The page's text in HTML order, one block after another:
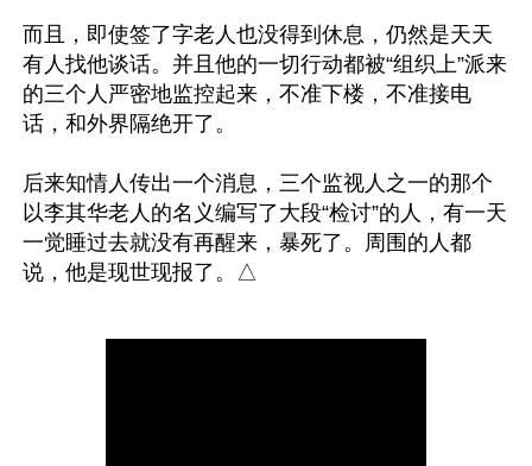
而且，即使签了字老人也没得到休息，仍然是天天
有人找他谈话。并且他的一切行动都被“组织上”派来
的三个人严密地监控起来，不准下楼，不准接电
话，和外界隔绝开了。
后来知情人传出一个消息，三个监视人之一的那个
以李其华老人的名义编写了大段“检讨”的人，有一天
一觉睡过去就没有再醒来，暴死了。周围的人都